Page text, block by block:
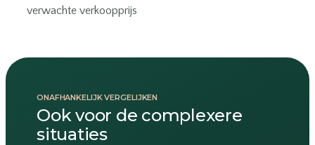
verwachte verkoopprijs
ONAFHANKELIJK VERGELIJKEN
Ook voor de complexere
situaties